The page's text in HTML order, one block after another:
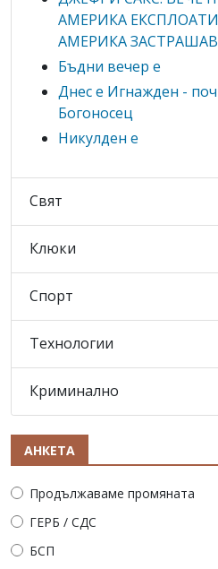
АМЕРИКА
АМЕРИКА
Бъдни вечер е
Днес е Игнажден -
Богоносец
Никулден е
Свят
Клюки
Спорт
Технологии
Криминално
АНКЕТА
Продължаваме промяната
ГЕРБ / СДС
БСП